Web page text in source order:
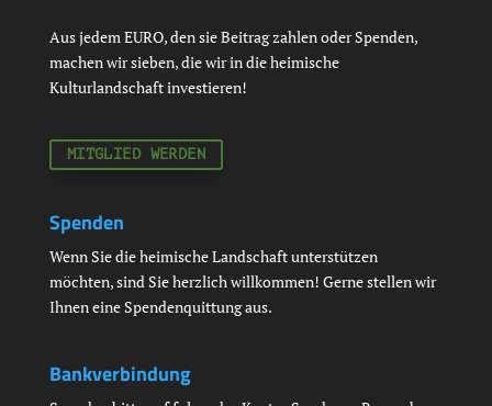
Aus jedem EURO, den sie Beitrag zahlen oder Spenden,
machen wir sieben, die wir in die heimische
Kulturlandschaft investieren!
MITGLIED WERDEN
Spenden
Wenn Sie die heimische Landschaft unterstützen
möchten, sind Sie herzlich willkommen! Gerne stellen wir
Ihnen eine Spendenquittung aus.
Bankverbindung